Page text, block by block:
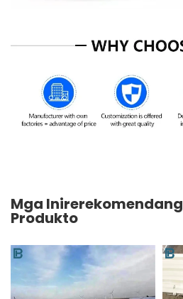
Mga Inirerekomendang
Produkto